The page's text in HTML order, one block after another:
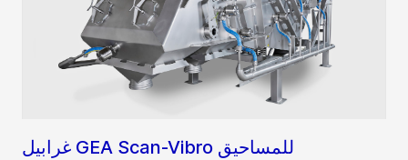
غرابيل GEA Scan-Vibro للمساحيق